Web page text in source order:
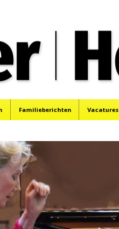
Familieberichten Vacatures